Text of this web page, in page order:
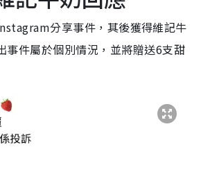
分享事件，其後獲得維記牛
事件屬於個別情況，並將贈送6支甜